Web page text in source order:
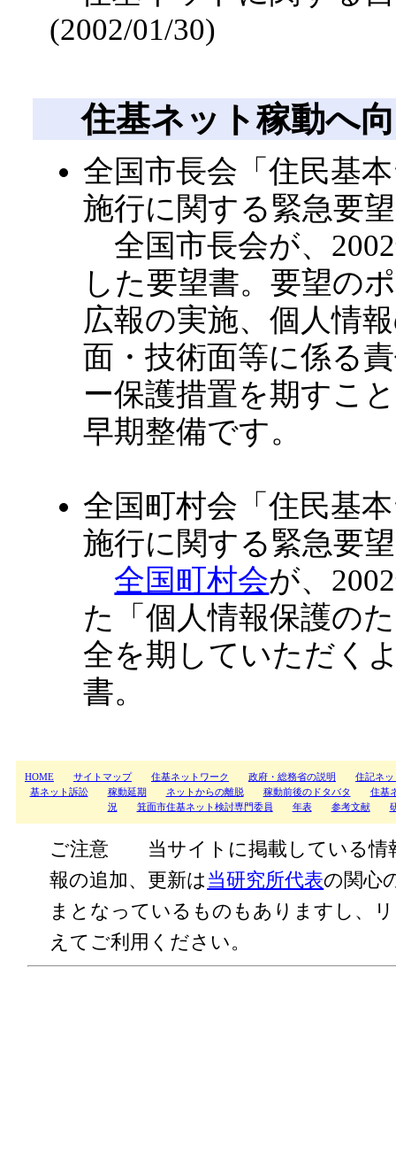
(2002/01/30)
住基ネット稼動へ
全国市長会「住民基
施行に関する緊急要
全国市長会が、
した要望書。要望の
広報の実施、個人情
面・技術面等に係る
ー保護措置を期すこ
早期整備です。
全国町村会「住民基
施行に関する緊急要
全国町村会が、
た「個人情報保護の
全を期していただく
書。
HOME サイトマップ 住基ネットワーク 政府・総務省の説明
住記ネ
基ネット訴訟
稼動延期 ネットからの離脱 稼動前後のドタバタ
住基
況
箕面市住基ネット検討専門委員 年表 参考文献
ご注意 当サイトに掲載している情
報の追加、更新は 当研究所代表の関心
まとなっているものもありますし、
えてご利用ください。